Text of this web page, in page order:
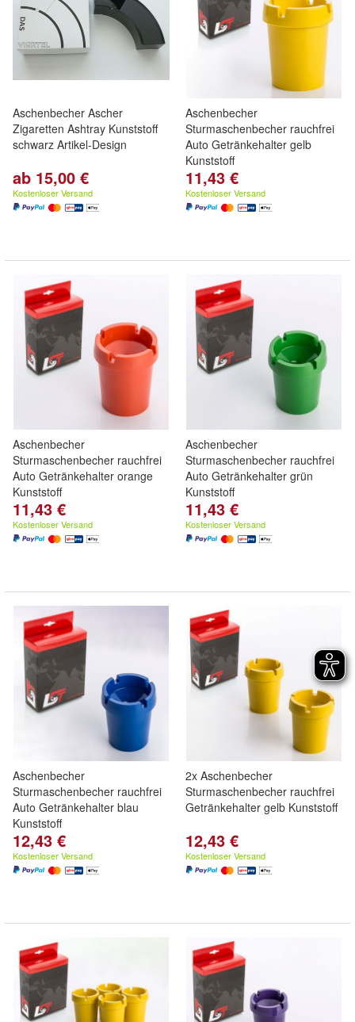
Aschenbecher Ascher
Zigaretten Ashtray Kunststoff
schwarz Artikel-Design
ab 15,00 €
Kostenloser Versand
Aschenbecher
Sturmaschenbecher rauchfrei
Auto Getränkehalter gelb
Kunststoff
11,43 €
Kostenloser Versand
Aschenbecher
Sturmaschenbecher rauchfrei
Auto Getränkehalter orange
Kunststoff
11,43 €
Kostenloser Versand
Aschenbecher
Sturmaschenbecher rauchfrei
Auto Getränkehalter grün
Kunststoff
11,43 €
Kostenloser Versand
Aschenbecher
Sturmaschenbecher rauchfrei
Auto Getränkehalter blau
Kunststoff
12,43 €
Kostenloser Versand
2x Aschenbecher
Sturmaschenbecher rauchfrei
Getränkehalter gelb Kunststoff
12,43 €
Kostenloser Versand